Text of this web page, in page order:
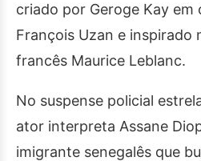
criado por Geroge Kay em
François Uzan e inspirado
francês Maurice Leblanc.
No suspense policial
ator interpreta Assane
imigrante senegalês que